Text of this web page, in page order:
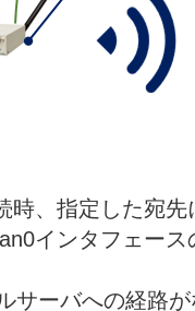
時、指定した宛
インタフェー
サーバへの経路